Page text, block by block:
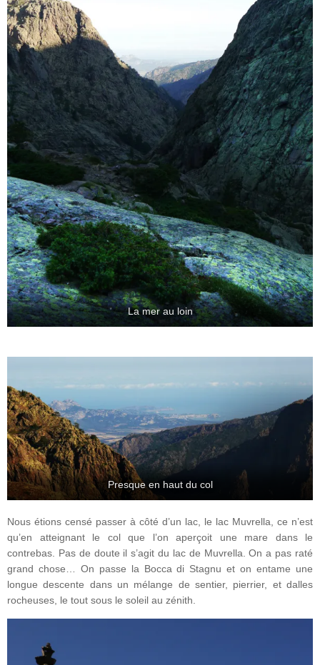
La mer au loin
Presque en haut du col
Nous étions censé passer à côté d’un lac, le lac Muvrella, ce n’est
qu’en atteignant le col que l’on aperçoit une mare dans le
contrebas. Pas de doute il s’agit du lac de Muvrella. On a pas raté
grand chose… On passe la Bocca di Stagnu et on entame une
longue descente dans un mélange de sentier, pierrier, et dalles
rocheuses, le tout sous le soleil au zénith.